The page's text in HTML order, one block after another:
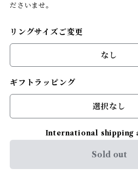
ださいませ。
リングサイズご変更
なし
ギフトラッピング
選択なし
International shipping
Sold out